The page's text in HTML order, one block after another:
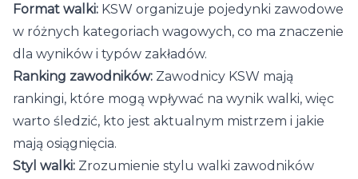
Format walki: KSW organizuje pojedynki zawodowe
w różnych kategoriach wagowych, co ma znaczenie
dla wyników i typów zakładów.
Ranking zawodników: Zawodnicy KSW mają
rankingi, które mogą wpływać na wynik walki, więc
warto śledzić, kto jest aktualnym mistrzem i jakie
mają osiągnięcia.
Styl walki: Zrozumienie stylu walki zawodników